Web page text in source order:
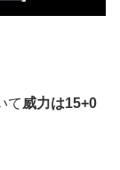
て威力は15+0